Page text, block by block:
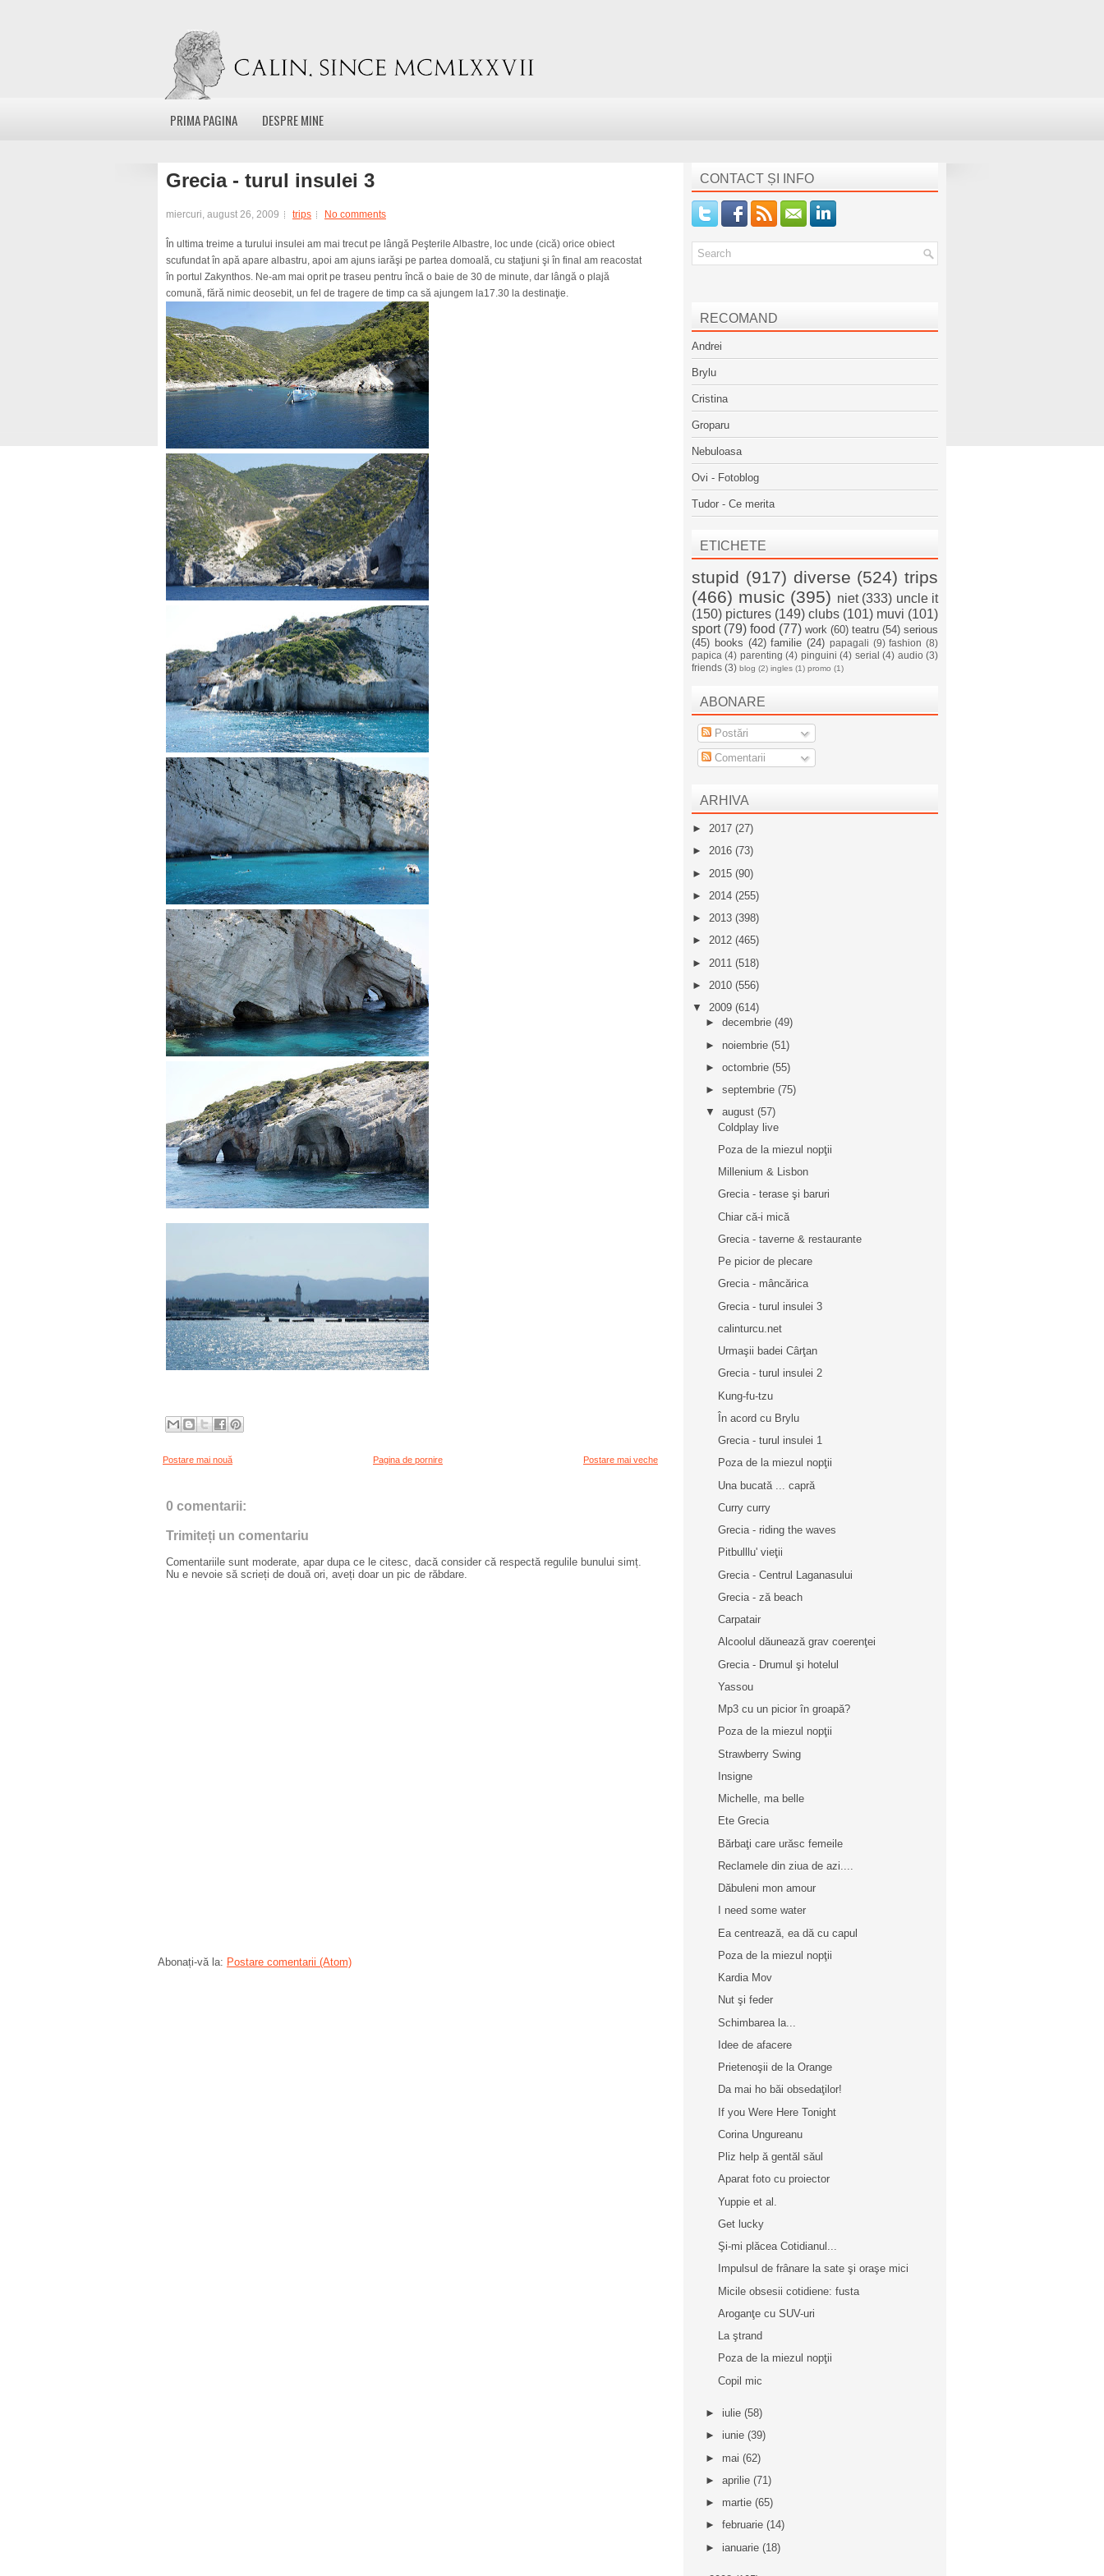
PRIMA PAGINA DESPRE MINE
Grecia - turul insulei 3
miercuri, august 26, 2009 trips No comments
În ultima treime a turului insulei am mai trecut pe lângă Peşterile Albastre, loc unde (cică) orice obiect
scufundat în apă apare albastru, apoi am ajuns iarăşi pe partea domoală, cu staţiuni şi în final am reacostat
în portul Zakynthos. Ne-am mai oprit pe traseu pentru încă o baie de 30 de minute, dar lângă o plajă
comună, fără nimic deosebit, un fel de tragere de timp ca să ajungem la17.30 la destinaţie.
Postare mai nouă Postare mai veche
Pagina de pornire
0 comentarii:
Trimiteți un comentariu
Comentariile sunt moderate, apar dupa ce le citesc, dacă consider că respectă regulile bunului simț.
Nu e nevoie să scrieți de două ori, aveți doar un pic de răbdare.
Abonați-vă la: Postare comentarii (Atom)
CONTACT ȘI INFO
RECOMAND
Andrei
Brylu
Cristina
Groparu
Nebuloasa
Ovi - Fotoblog
Tudor - Ce merita
ETICHETE
stupid (917) diverse (524) trips
(466) music (395) niet (333) uncle it
(150) pictures (149) clubs (101) muvi (101)
sport (79) food (77) work (60) teatru (54) serious
(45) books (42) familie (24) papagali (9) fashion (8)
papica (4) parenting (4) pinguini (4) serial (4) audio (3)
friends (3) blog (2) ingles (1) promo (1)
ABONARE
Postări
Comentarii
ARHIVA
► 2017 (27)
► 2016 (73)
► 2015 (90)
► 2014 (255)
► 2013 (398)
► 2012 (465)
► 2011 (518)
► 2010 (556)
▼ 2009 (614)
► decembrie (49)
► noiembrie (51)
► octombrie (55)
► septembrie (75)
▼ august (57)
Coldplay live
Poza de la miezul nopţii
Millenium & Lisbon
Grecia - terase şi baruri
Chiar că-i mică
Grecia - taverne & restaurante
Pe picior de plecare
Grecia - mâncărica
Grecia - turul insulei 3
calinturcu.net
Urmaşii badei Cârţan
Grecia - turul insulei 2
Kung-fu-tzu
În acord cu Brylu
Grecia - turul insulei 1
Poza de la miezul nopţii
Una bucată ... capră
Curry curry
Grecia - riding the waves
Pitbulllu' vieţii
Grecia - Centrul Laganasului
Grecia - ză beach
Carpatair
Alcoolul dăunează grav coerenţei
Grecia - Drumul şi hotelul
Yassou
Mp3 cu un picior în groapă?
Poza de la miezul nopţii
Strawberry Swing
Insigne
Michelle, ma belle
Ete Grecia
Bărbaţi care urăsc femeile
Reclamele din ziua de azi....
Dăbuleni mon amour
I need some water
Ea centrează, ea dă cu capul
Poza de la miezul nopţii
Kardia Mov
Nut şi feder
Schimbarea la...
Idee de afacere
Prietenoşii de la Orange
Da mai ho băi obsedaţilor!
If you Were Here Tonight
Corina Ungureanu
Pliz help ă gentăl săul
Aparat foto cu proiector
Yuppie et al.
Get lucky
Şi-mi plăcea Cotidianul...
Impulsul de frânare la sate şi oraşe mici
Micile obsesii cotidiene: fusta
Aroganţe cu SUV-uri
La ştrand
Poza de la miezul nopţii
Copil mic
► iulie (58)
► iunie (39)
► mai (62)
► aprilie (71)
► martie (65)
► februarie (14)
► ianuarie (18)